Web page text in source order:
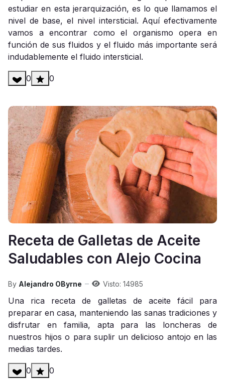
estudiar en esta jerarquización, es lo que llamamos el
nivel de base, el nivel intersticial. Aquí efectivamente
vamos a encontrar como el organismo opera en
función de sus fluidos y el fluido más importante será
indudablemente el fluido intersticial.
0 0
Receta de Galletas de Aceite
Saludables con Alejo Cocina
By Alejandro OByrne Visto: 14985
Una rica receta de galletas de aceite fácil para
preparar en casa, manteniendo las sanas tradiciones y
disfrutar en familia, apta para las loncheras de
nuestros hijos o para suplir un delicioso antojo en las
medias tardes.
0 0